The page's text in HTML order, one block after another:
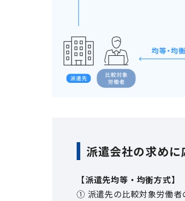
派遣会社の求め
【派遣先均等・均衡方式】
① 派遣先の比較対象労働者